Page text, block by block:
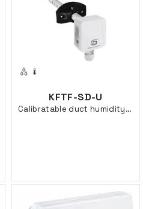
KFTF-SD-U
Calibratable duct humidity-/ temp sensor